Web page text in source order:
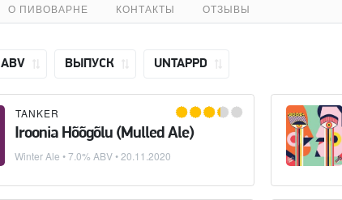
О ПИВОВАРНЕ КОНТАКТЫ ОТЗЫВЫ
ABV ВЫПУСК UNTAPPD
TANKER
Iroonia Hõõgõlu (Mulled Ale)
Winter Ale • 7.0% ABV •20.11.2020